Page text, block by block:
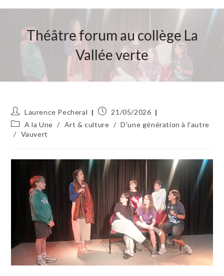
Théâtre forum au collège La
Vallée verte
Auteur/autrice
de
la
publication :
Laurence Pecheral
Publication
publiée :
21/05/2026
Post
category:
A la Une / Art & culture / D'une génération à l'autre
/ Vauvert